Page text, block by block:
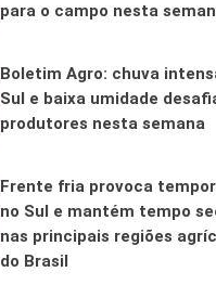
para o campo nesta
Boletim Agro: chuva
Sul e baixa umidade
produtores nesta semana
Frente fria provoca
no Sul e mantém tempo
nas principais regiões
do Brasil